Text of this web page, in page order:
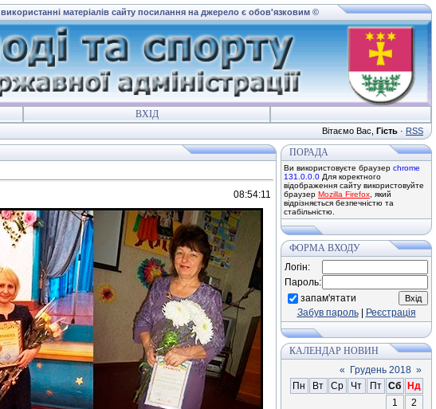
матеріалів сайту посилання на джерело є обов'язковим ©
ВХІД
Вітаємо Вас Гість · RSS
08:54:11
ПОРАДА
Ви використовуєте браузер chrome
131.0.0.0 Для коректного
відображення сайту використовуйте
браузер Mozilla Firefox , який
відрізняється безпечністю та
стабільністю.
ФОРМА ВХОДУ
Логін:
Пароль:
запам'ятати
Забув пароль| Реєстрація
КАЛЕНДАР НОВИН
«
Грудень 2018 »
Пн
Вт Ср Чт Пт Сб
Нд
1
2